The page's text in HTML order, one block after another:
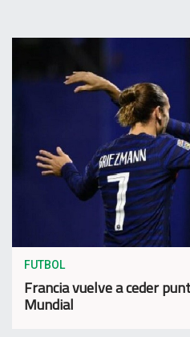
FUTBOL
Francia vuelve a ceder
Mundial